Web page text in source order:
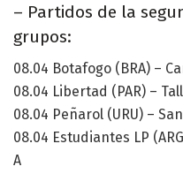
– Partidos de la
grupos:
08.04 Botafogo (BRA) –
08.04 Libertad (PAR) –
08.04 Peñarol (URU) –
08.04 Estudiantes LP
A